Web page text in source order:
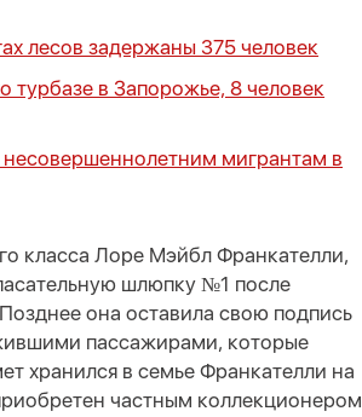
лесов задержаны 375 человек
турбазе в Запорожье, 8 человек
мигрантам в
класса Лоре Мэйбл Франкателли,
шлюпку №1 после
она оставила свою подпись
пассажирами, которые
хранился в семье Франкателли на
частным коллекционером